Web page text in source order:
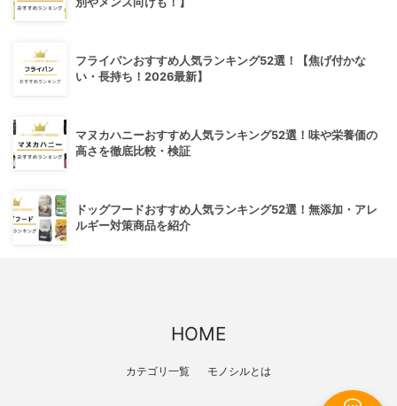
フライパンおすすめ人気ランキング52選！【焦げ付かな
い・長持ち！2026最新】
マヌカハニーおすすめ人気ランキング52選！味や栄養価の
高さを徹底比較・検証
ドッグフードおすすめ人気ランキング52選！無添加・アレ
ルギー対策商品を紹介
HOME
カテゴリ一覧 モノシルとは